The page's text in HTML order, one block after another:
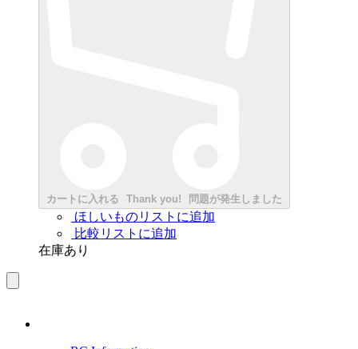
カートに入れる Thank you! 問題が発生しました
ほしいものリストに追加
比較リストに追加
在庫あり